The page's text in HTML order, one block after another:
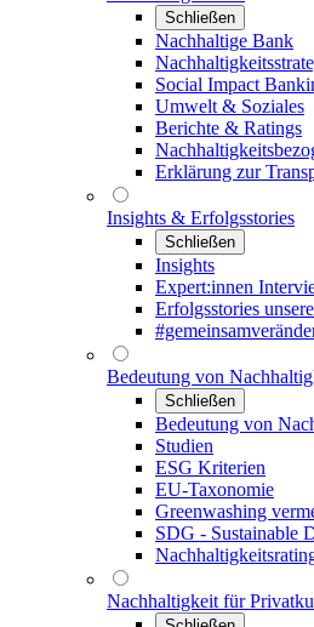
Schließen
Nachhaltige Bank
Social Impact
Umwelt & Soziales
Berichte & Ratings
Erklärung zur
Insights & Erfolgsstories
Schließen
Insights
Expert:innen
Erfolgsstories
Bedeutung von
Schließen
Bedeutung von
Studien
ESG Kriterien
EU-Taxonomie
Greenwashing
SDG - Sustainable
Nachhaltigkeit für